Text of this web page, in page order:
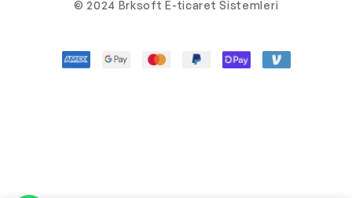
© 2024 Brksoft E-ticaret Sistemleri